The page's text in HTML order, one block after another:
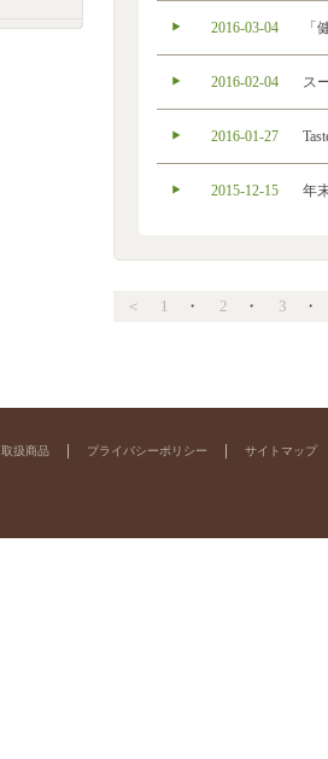
2016-03-04 「
2016-02-04 ス
2016-01-27
2015-12-15 年
＜ 1 ・ 2 ・ 3
取扱商品 プライバシーポリシー サイトマップ